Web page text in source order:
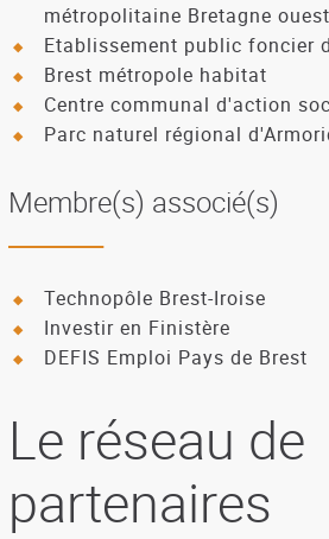
métropolitaine Bretagne ouest
Etablissement public foncier
Brest métropole habitat
Centre communal d'action
Parc naturel régional
Membre(s) associé(s)
Technopôle Brest-Iroise
Investir en Finistère
DEFIS Emploi Pays de Brest
Le réseau de
partenaires